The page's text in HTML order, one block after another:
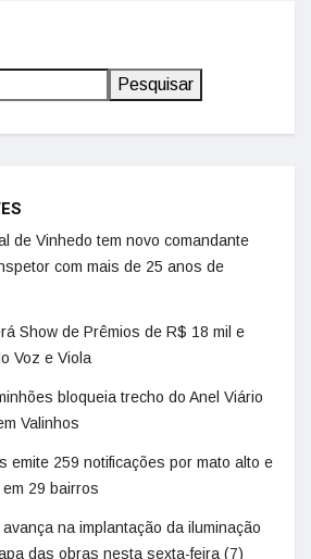
Pesquisar
de Vinhedo tem novo comandante
com mais de 25 anos de
Show de Prêmios de R$ 18 mil e
Voz e Viola
bloqueia trecho do Anel Viário
Valinhos
emite 259 notificações por mato alto e
29 bairros
na implantação da iluminação
das obras nesta sexta-feira (7)